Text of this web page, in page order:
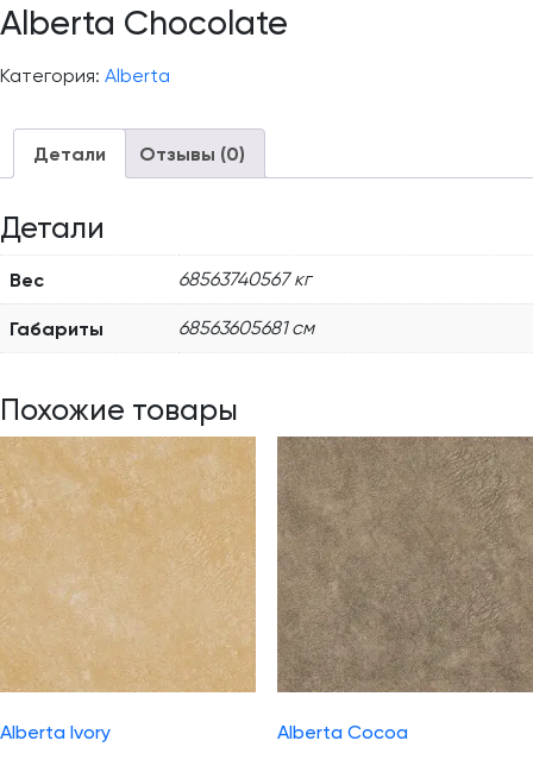
Alberta Chocolate
Категория: Alberta
Детали Отзывы (0)
Детали
Вес 68563740567 кг
Габариты 68563605681 см
Похожие товары
Alberta Ivory Alberta Cocoa